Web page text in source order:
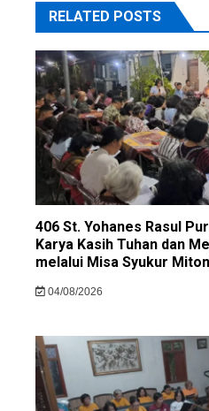
RELATED POSTS
406 St. Yohanes Rasul
Karya Kasih Tuhan dan
melalui Misa Syukur
04/08/2026